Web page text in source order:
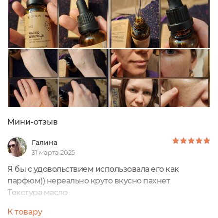
Раньше я тоже боялась применять питательные
кремы и масла. С опытом пришло понимание, что...
Мини-отзыв
Галина
31 марта 2025
Я бы с удовольствием использовала его как
парфюм)) нереально круто вкусно пахнет
Текстура масло
Легко впитывается
К товару